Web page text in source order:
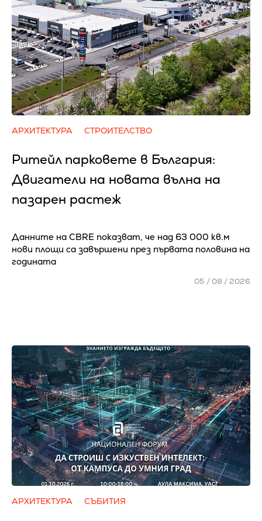
АРХИТЕКТУРА СТРОИТЕЛСТВО
Ритейл парковете в България:
Двигатели на новата вълна на
пазарен растеж
Данните на CBRE показват, че над 63 000 кв.м
нови площи са завършени през първата половина на
годината
05 / 08 / 2026
АРХИТЕКТУРА СЪБИТИЯ